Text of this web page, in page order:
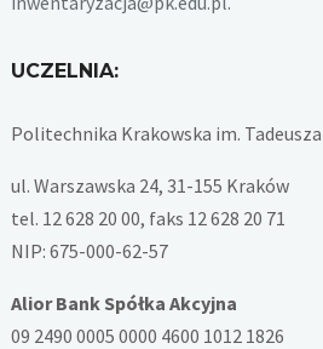
UCZELNIA:
Politechnika Krakowska im.
ul. Warszawska 24, 31-155 Kraków
tel. 12 628 20 00, faks 12 628 20 71
NIP: 675-000-62-57
Alior Bank Spółka Akcyjna
09 2490 0005 0000 4600 1012 1826